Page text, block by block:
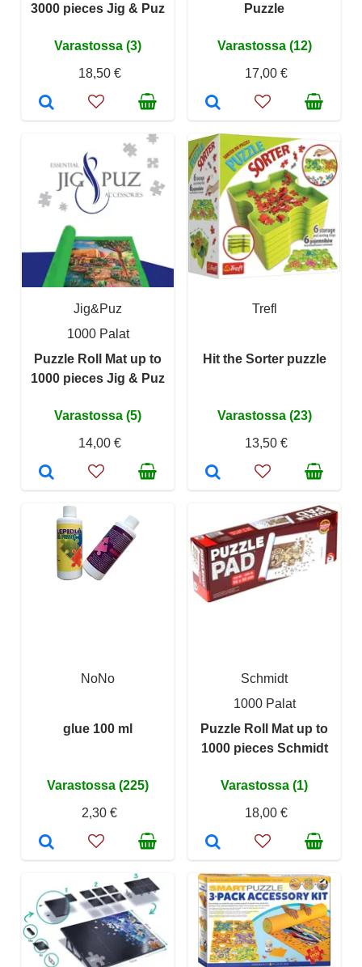
3000 pieces Jig & Puz
Varastossa (3)
18,50 €
Puzzle
Varastossa (12)
17,00 €
Jig&Puz
1000 Palat
Puzzle Roll Mat up to
1000 pieces Jig & Puz
Varastossa (5)
14,00 €
Trefl
Hit the Sorter puzzle
Varastossa (23)
13,50 €
NoNo
glue 100 ml
Varastossa (225)
2,30 €
Schmidt
1000 Palat
Puzzle Roll Mat up to
1000 pieces Schmidt
Varastossa (1)
18,00 €